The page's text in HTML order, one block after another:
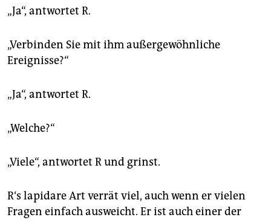
„Ja“, antwortet R.
„Verbinden Sie mit ihm außergewöhnliche
Ereignisse?“
„Ja“, antwortet R.
„Welche?“
„Viele“, antwortet R und grinst.
R‘s lapidare Art verrät viel, auch wenn er vielen
Fragen einfach ausweicht. Er ist auch einer der